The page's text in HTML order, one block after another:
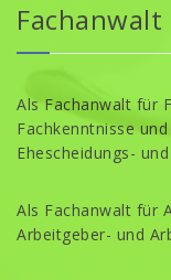
Fachanwalt
Als Fachanwalt für
Fachkenntnisse
Ehescheidungs-
Als Fachanwalt für
Arbeitgeber- und